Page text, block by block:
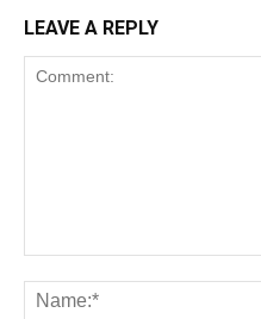
LEAVE A REPLY